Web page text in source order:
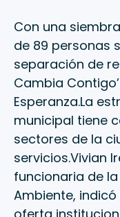
Con una
de 89 personas
separación de
Cambia
Esperanza.La
municipal tiene
sectores de la
servicios.Vivian
funcionaria de
Ambiente,